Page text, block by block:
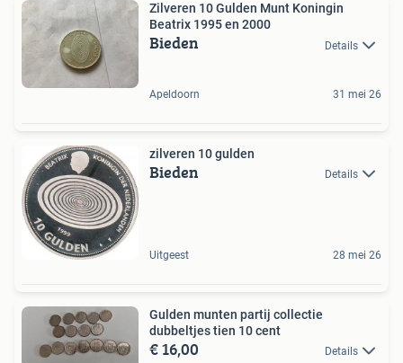
Zilveren 10 Gulden Munt Koningin
Beatrix 1995 en 2000
Bieden Details
Apeldoorn 31 mei 26
zilveren 10 gulden
Bieden Details
Uitgeest 28 mei 26
Gulden munten partij collectie
dubbeltjes tien 10 cent
€ 16,00 Details